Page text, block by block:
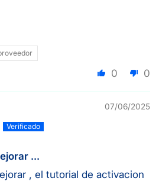
0 0
07/06/2025
...
, el tutorial de activacion